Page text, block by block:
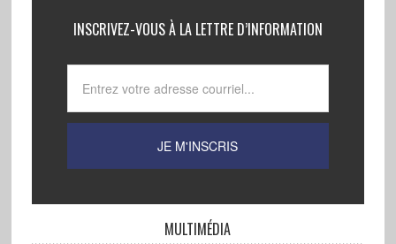
INSCRIVEZ-VOUS À LA LETTRE D’INFORMATION
MULTIMÉDIA